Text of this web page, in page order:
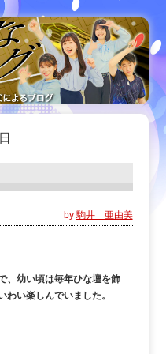
by駒井 亜由美
、幼い頃は毎年ひな壇を飾
わい楽しんでいました。